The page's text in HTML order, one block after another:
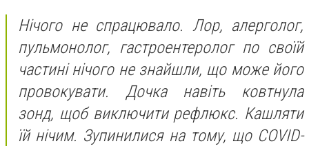
Нічого не спрацювало. Лор, алерголог,
пульмонолог, гастроентеролог по своїй
частині нічого не знайшли, що може його
провокувати. Дочка навіть ковтнула
зонд, щоб виключити рефлюкс. Кашляти
їй нічим. Зупинилися на тому, що COVID-